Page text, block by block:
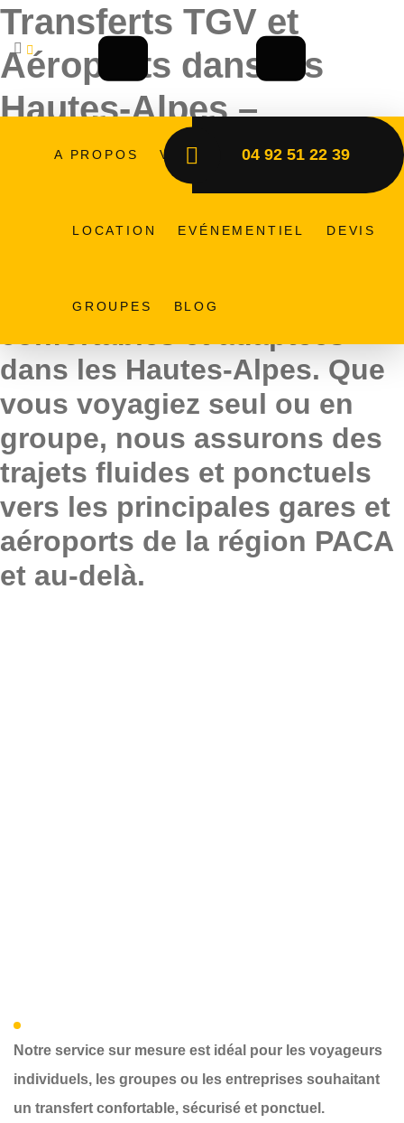
contact@autocars-jacob-tourisme.fr
A PROPOS VÉHICULES LIGNES
LOCATION EVÉNEMENTIEL DEVIS
GROUPES BLOG
04 92 51 22 39
Transferts TGV et
Aéroports dans les
Hautes-Alpes –
Autocars Jacob
Avec Autocars Jacob
Tourisme, profitez de
et aéroports fiables,
dans les Hautes-Alpes. Que
vous voyagiez seul ou en
groupe, nous assurons des
trajets fluides et ponctuels
vers les principales gares et
aéroports de la région PACA
et au-delà.
Notre service sur mesure est idéal pour les voyageurs
individuels, les groupes ou les entreprises souhaitant
un transfert confortable, sécurisé et ponctuel.